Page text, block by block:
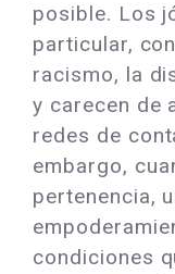
posible. Los
particular,
racismo, la
y carecen de
redes de
embargo,
pertenencia,
condiciones